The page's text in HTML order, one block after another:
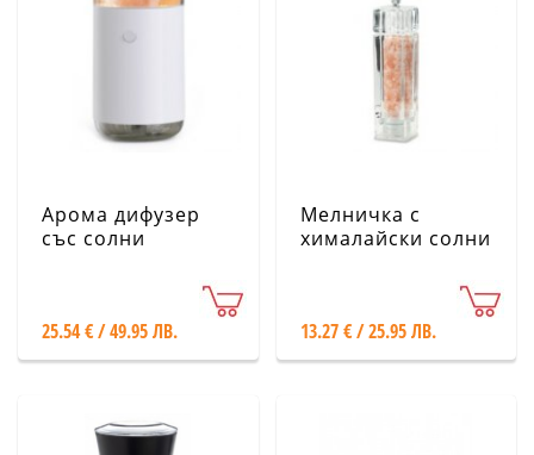
Арома дифузер
със солни
25.54 € / 49.95 ЛВ.
Мелничка с
хималайски солни
Квадратна, 80 g
13.27 € / 25.95 ЛВ.